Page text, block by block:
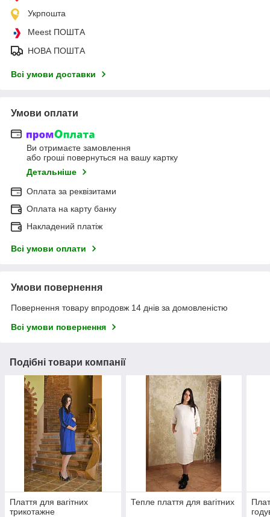
Укрпошта
Meest ПОШТА
НОВА ПОШТА
Всі умови доставки
Умови оплати
Ви отримаєте замовлення
або гроші повернуться на вашу картку
Детальніше
Оплата за реквізитами
Оплата на карту банку
Накладений платіж
Всі умови оплати
Умови повернення
Повернення товару впродовж 14 днів за домовленістю
Всі умови повернення
Подібні товари компанії
Плаття для вагітних
трикотажне
Тепле плаття для вагітних